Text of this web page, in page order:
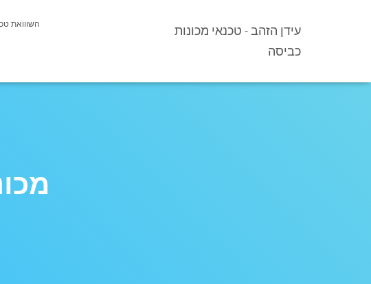
עידן הזהב - טכנאי מכונות
כביסה
השווואת